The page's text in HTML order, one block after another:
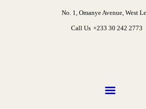
No. 1, Omanye Avenue, West
Call Us +233 30 242 2773